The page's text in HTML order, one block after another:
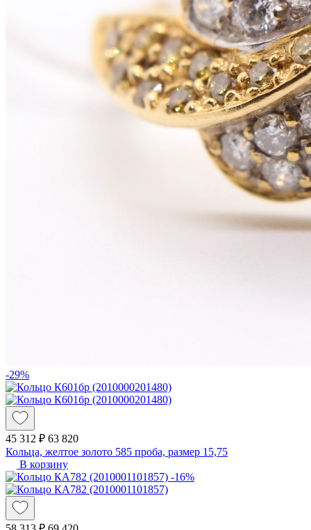
-29%
45 312 ₽ 63 820
Кольца, желтое золото 585 проба, размер 15,75
В корзину
-16%